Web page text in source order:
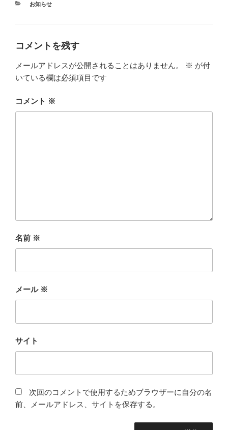
カ
お知らせ
コメントを残す
メールアドレスが公開されることはありません。 ※ が付
いている欄は必須項目です
コメント ※
名前 ※
メール ※
サイト
次回のコメントで使用するためブラウザーに自分の名
前、メールアドレス、サイトを保存する。